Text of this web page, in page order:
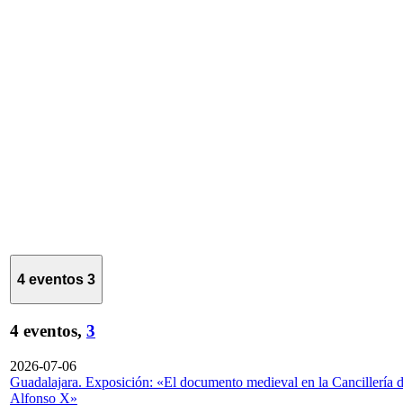
4 eventos 3
4 eventos, 3
2026-07-06
Guadalajara. Exposición: «El documento medieval en la Cancillería
Alfonso X»